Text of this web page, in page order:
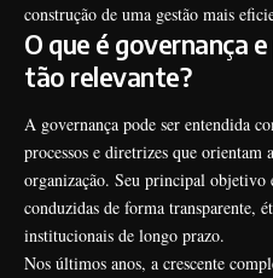
construção de uma gestão mais
O que é governança
tão relevante?
A governança pode ser entendida
processos e diretrizes que orientam
organização. Seu principal objetivo
conduzidas de forma transparente,
institucionais de longo prazo.
Nos últimos anos, a crescente